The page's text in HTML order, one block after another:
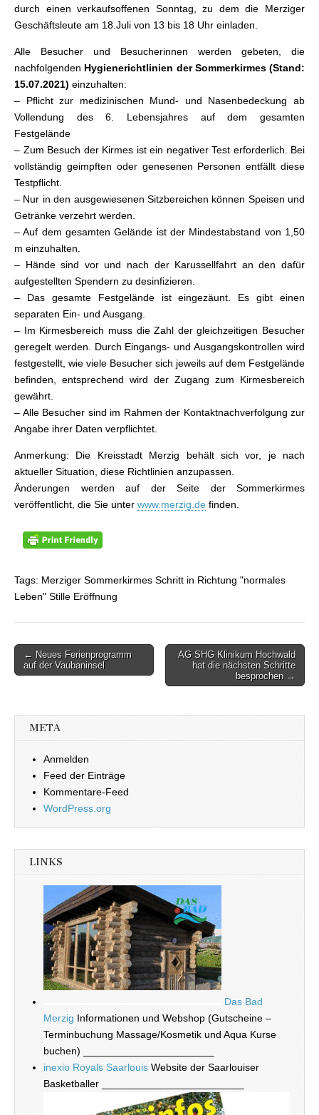
durch einen verkaufsoffenen Sonntag, zu dem die Merziger
Geschäftsleute am 18.Juli von 13 bis 18 Uhr einladen.
Alle Besucher und Besucherinnen werden gebeten, die
nachfolgenden Hygienerichtlinien der Sommerkirmes (Stand:
15.07.2021) einzuhalten:
– Pflicht zur medizinischen Mund- und Nasenbedeckung ab
Vollendung des 6. Lebensjahres auf dem gesamten
Festgelände
– Zum Besuch der Kirmes ist ein negativer Test erforderlich. Bei
vollständig geimpften oder genesenen Personen entfällt diese
Testpflicht.
– Nur in den ausgewiesenen Sitzbereichen können Speisen und
Getränke verzehrt werden.
– Auf dem gesamten Gelände ist der Mindestabstand von 1,50
m einzuhalten.
– Hände sind vor und nach der Karussellfahrt an den dafür
aufgestellten Spendern zu desinfizieren.
– Das gesamte Festgelände ist eingezäunt. Es gibt einen
separaten Ein- und Ausgang.
– Im Kirmesbereich muss die Zahl der gleichzeitigen Besucher
geregelt werden. Durch Eingangs- und Ausgangskontrollen wird
festgestellt, wie viele Besucher sich jeweils auf dem Festgelände
befinden, entsprechend wird der Zugang zum Kirmesbereich
gewährt.
– Alle Besucher sind im Rahmen der Kontaktnachverfolgung zur
Angabe ihrer Daten verpflichtet.
Anmerkung: Die Kreisstadt Merzig behält sich vor, je nach
aktueller Situation, diese Richtlinien anzupassen.
Änderungen werden auf der Seite der Sommerkirmes
veröffentlicht, die Sie unter www.merzig.de finden.
Tags: Merziger Sommerkirmes Schritt in Richtung "normales
Leben" Stille Eröffnung
Beitragsnavigation
← Neues Ferienprogramm
auf der Vaubaninsel
AG SHG Klinikum Hochwald
hat die nächsten Schritte
besprochen →
META
Anmelden
Feed der Einträge
Kommentare-Feed
WordPress.org
LINKS
Das Bad
Merzig Informationen und Webshop (Gutscheine –
Terminbuchung Massage/Kosmetik und Aqua Kurse
buchen) _______________________
inexio Royals Saarlouis Website der Saarlouiser
Basketballer _________________________